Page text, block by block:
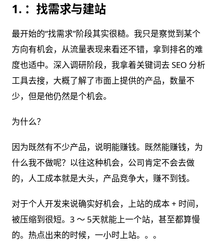
1. ：找需求与建站
最开始的“找需求”阶段其实很糙。我只是察觉到某个
方向有机会，从流量表现来看还不错，拿到排名的难
度也适中。深入调研阶段，我拿着关键词去 SEO 分析
工具去搜，大概了解了市面上提供的产品，数量不
少，但是他仍然是个机会。
为什么？
因为既然有不少产品，说明能赚钱。既然能赚钱，为
什么我不做呢？以往这种机会，公司肯定不会去做
的，人工成本就是大头，产品竞争大，赚不到钱。
对于个人开发来说确实好机会，上站的成本 + 时间，
被压缩到很短。3 ～ 5天就能上一个站，甚至都算慢
的。热点出来的时候，一小时上站。。。